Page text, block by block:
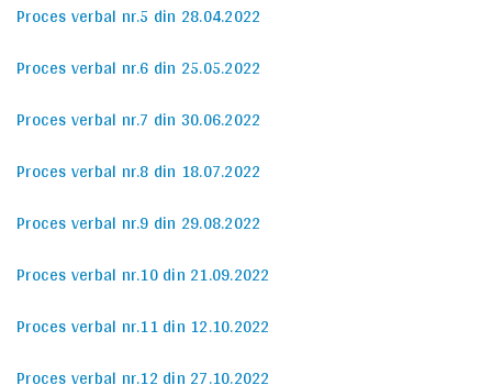
Proces verbal nr.5 din 28.04.2022
Proces verbal nr.6 din 25.05.2022
Proces verbal nr.7 din 30.06.2022
Proces verbal nr.8 din 18.07.2022
Proces verbal nr.9 din 29.08.2022
Proces verbal nr.10 din 21.09.2022
Proces verbal nr.11 din 12.10.2022
Proces verbal nr.12 din 27.10.2022